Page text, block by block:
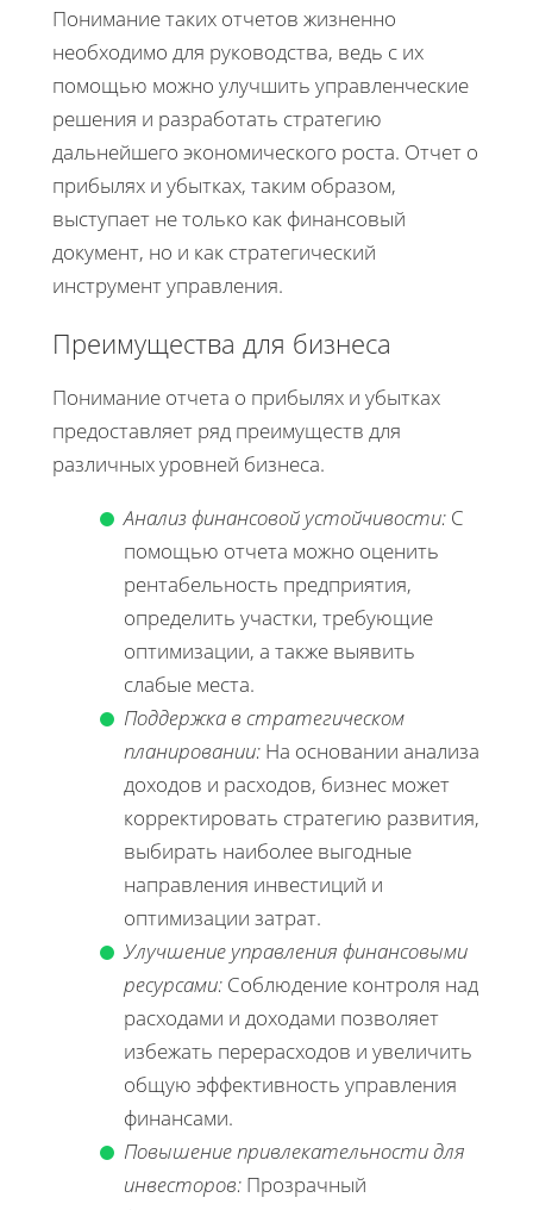
Понимание таких отчетов жизненно
необходимо для руководства, ведь с их
помощью можно улучшить управленческие
решения и разработать стратегию
дальнейшего экономического роста. Отчет о
прибылях и убытках, таким образом,
выступает не только как финансовый
документ, но и как стратегический
инструмент управления.
Преимущества для бизнеса
Понимание отчета о прибылях и убытках
предоставляет ряд преимуществ для
различных уровней бизнеса.
Анализ финансовой устойчивости: С
помощью отчета можно оценить
рентабельность предприятия,
определить участки, требующие
оптимизации, а также выявить
слабые места.
Поддержка в стратегическом
планировании: На основании анализа
доходов и расходов, бизнес может
корректировать стратегию развития,
выбирать наиболее выгодные
направления инвестиций и
оптимизации затрат.
Улучшение управления финансовыми
ресурсами: Соблюдение контроля над
расходами и доходами позволяет
избежать перерасходов и увеличить
общую эффективность управления
финансами.
Повышение привлекательности для
инвесторов: Прозрачный